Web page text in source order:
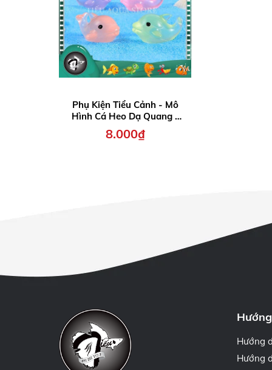
Phụ Kiện Tiểu Cảnh - Mô
Hình Cá Heo Dạ Quang -
Tiểu Cảnh Trang Trí Chậu
Sen đá, Hồ Cá, Bonsai,
8.000₫
Hướng
Hướng